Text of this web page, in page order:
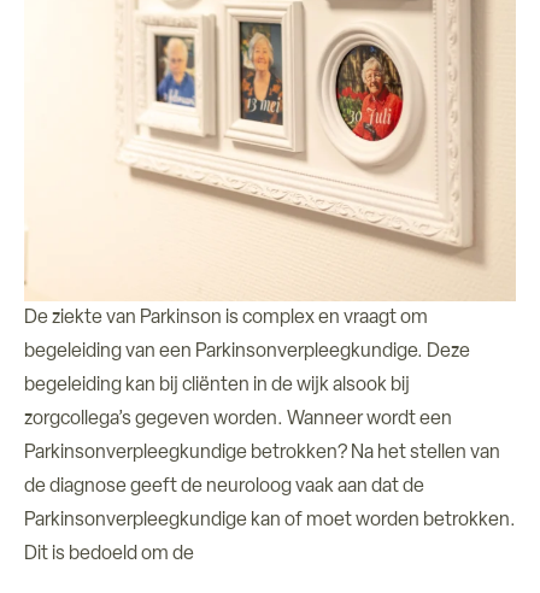
De ziekte van Parkinson is complex en vraagt om
begeleiding van een Parkinsonverpleegkundige. Deze
begeleiding kan bij cliënten in de wijk alsook bij
zorgcollega’s gegeven worden. Wanneer wordt een
Parkinsonverpleegkundige betrokken? Na het stellen van
de diagnose geeft de neuroloog vaak aan dat de
Parkinsonverpleegkundige kan of moet worden betrokken.
Dit is bedoeld om de